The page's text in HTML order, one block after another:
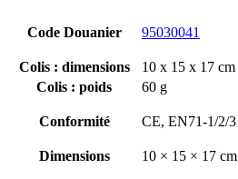
Code Douanier 95030041
Colis : dimensions
10 x 15 x 17 cm
Colis : poids
60 g
Conformité CE, EN71-1/2/3
Dimensions 10 × 15 × 17 cm